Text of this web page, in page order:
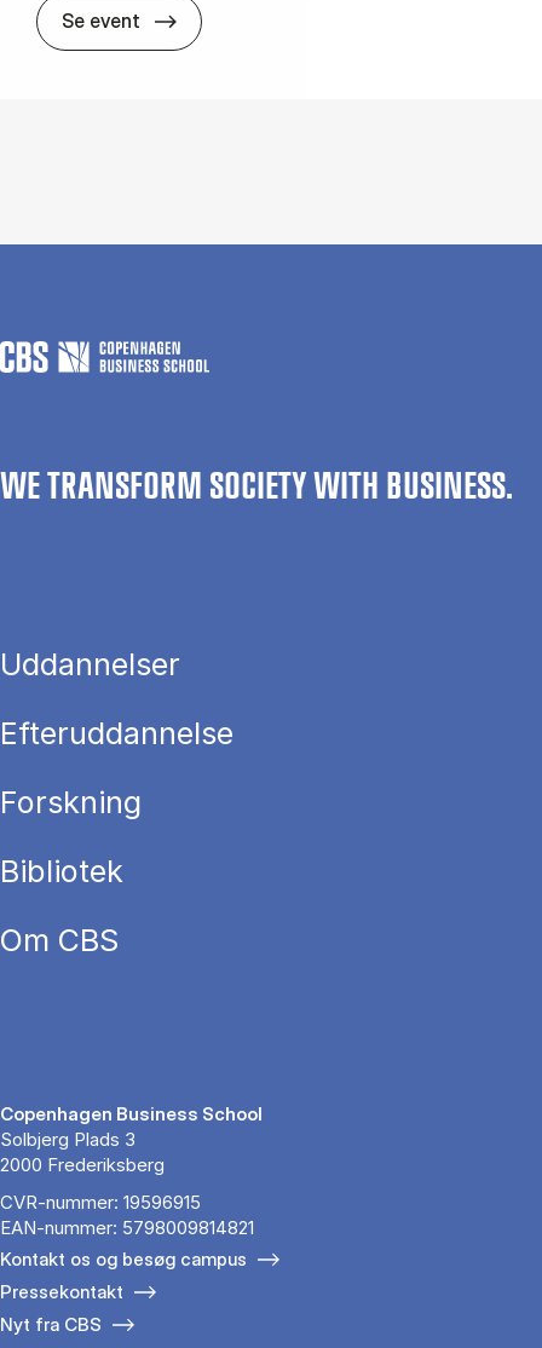
Se event New PhD pro­ject pre­sen­ta­tions
WE TRANSFORM SOCIETY WITH BUSINESS.
Uddannelser
Efteruddannelse
Forskning
Bibliotek
Om CBS
Copenhagen Business School
Solbjerg Plads 3
2000 Frederiksberg
CVR-nummer: 19596915
EAN-nummer: 5798009814821
Kontakt os og besøg campus
Pressekontakt
Nyt fra CBS